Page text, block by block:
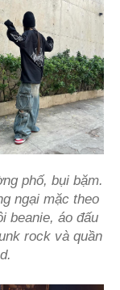
phố, bụi bặm.
ngại mặc theo
beanie, áo đấu
rock và quần